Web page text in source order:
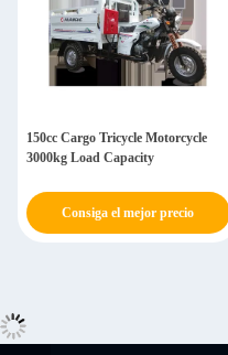
150cc Cargo Tricycle Motorcycle
3000kg Load Capacity
Consiga el mejor precio